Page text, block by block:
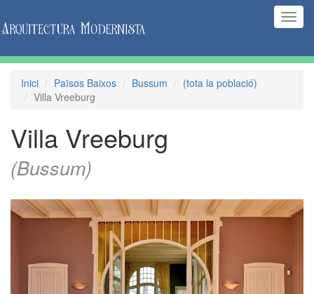
Inici Països Baixos Bussum
(tota la població)
Villa Vreeburg
Villa Vreeburg
(Bussum)